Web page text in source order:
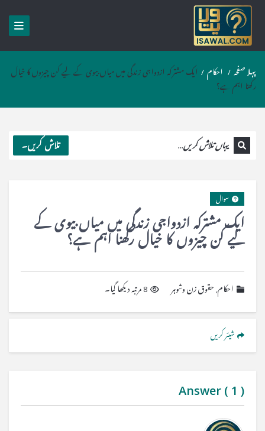
پہلا صفحہ / احکام / ایک مشترکہ ازدواجی زندگی میں میاں بیوی کے لیے کن چیزوں کا خیال
رکھنا اہم ہے؟
تلاش کریں۔
ایک مشترکہ ازدواجی زندگی میں میاں بیوی کے
لیے کن چیزوں کا خیال رکھنا اہم ہے؟
سوال
احکام, حقوق زن وشوہر 8 مرتبہ دیکھا گیا۔
شیئر کریں
Answer ( 1 )